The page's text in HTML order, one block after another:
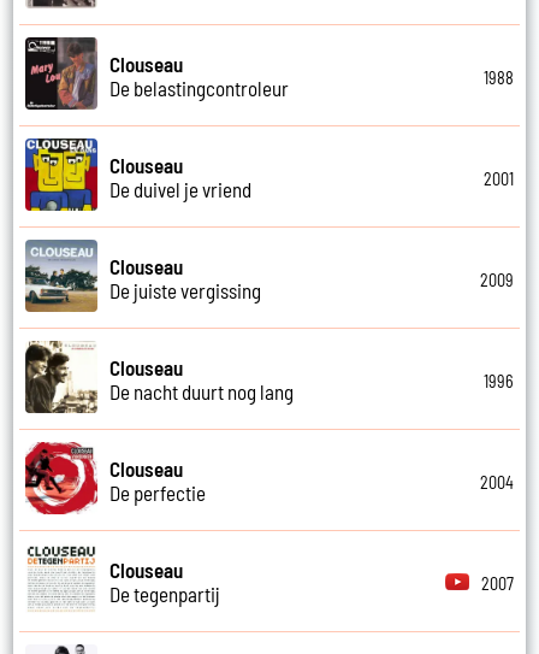
Clouseau
De belastingcontroleur
1988
Clouseau
De duivel je vriend
2001
Clouseau
De juiste vergissing
2009
Clouseau
De nacht duurt nog lang
1996
Clouseau
De perfectie
2004
Clouseau
De tegenpartij
2007